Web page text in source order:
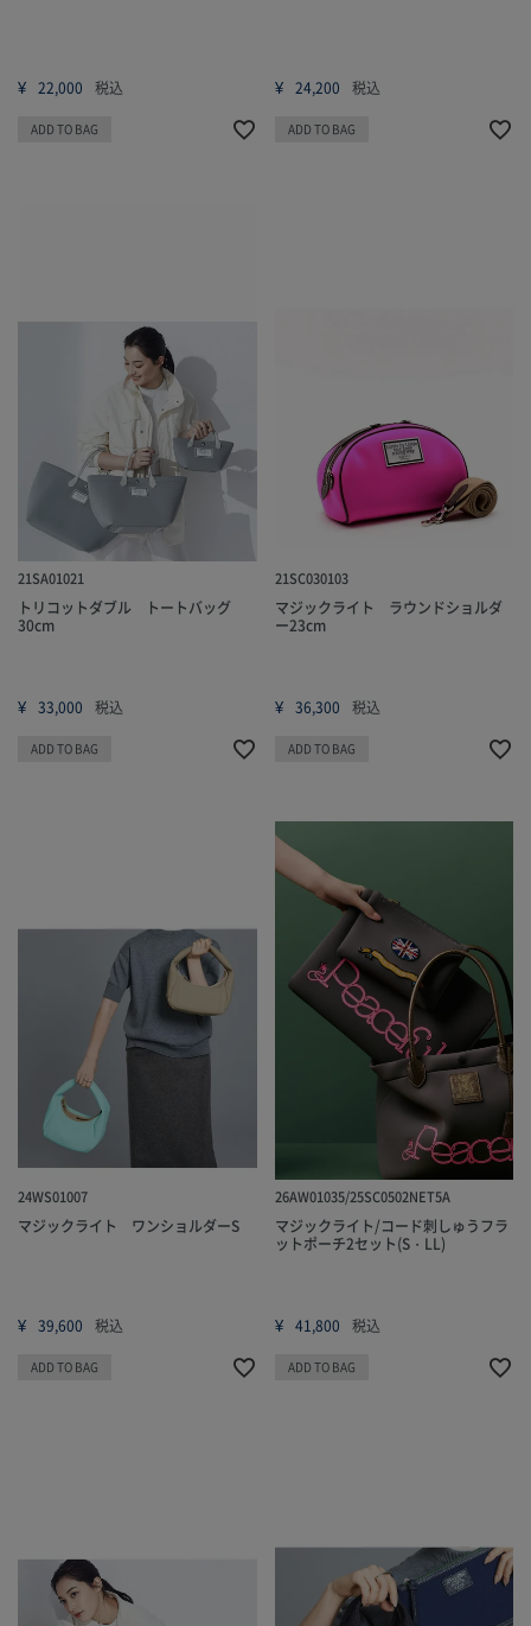
¥ 22,000 税込
ADD TO BAG
¥ 24,200 税込
ADD TO BAG
21SA01021
トリコットダブル トートバッグ
30cm
¥ 33,000 税込
ADD TO BAG
21SC030103
マジックライト ラウンドショルダ
ー23cm
¥ 36,300 税込
ADD TO BAG
24WS01007
マジックライト ワンショルダーS
¥ 39,600 税込
ADD TO BAG
26AW01035/25SC0502NET5A
マジックライト/コード刺しゅうフラ
ットポーチ2セット(S・LL)
¥ 41,800 税込
ADD TO BAG